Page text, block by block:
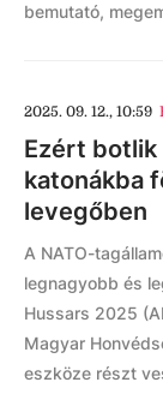
bemutató,
2025. 09. 12., 10:59
Ezért
katonákba
levegőben
A NATO-
legnagyobb és
Hussars 2025
Magyar
eszköze részt